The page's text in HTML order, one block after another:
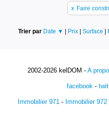
x Faire
Trier par Date ▼ | Prix | Surface |
2002-2026 kelDOM - A
facebook-
Immobilier 971 - Immobilier 972